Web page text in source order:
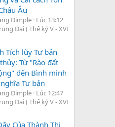
Âu
Dimple Lúc 13:12
Đại ( Thế kỷ V - XVI
Tích lũy Tư bản
Từ "Rào đất
đến Bình minh
Tư bản
Dimple Lúc 12:47
Đại ( Thế kỷ V - XVI
Của Thành Thị